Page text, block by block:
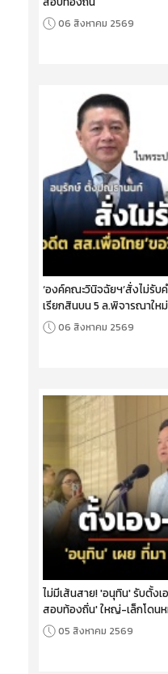
06 สิงหาคม 2569
‘องค์คณะวินิจฉัยฯ’สั่งไม่รับ
เรียกสินบน 5 ล.พิจารณาใหม่
06 สิงหาคม 2569
ไม่มีเส้นสาย! 'อนุทิน' รับตั้ง
สอบท้องถิ่น' ใหญ่-เล็กโดน
05 สิงหาคม 2569